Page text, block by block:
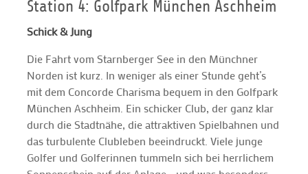
Station 4: Golfpark München Aschheim
Schick & Jung
Die Fahrt vom Starnberger See in den Münchner
Norden ist kurz. In weniger als einer Stunde geht’s
mit dem Concorde Charisma bequem in den Golfpark
München Aschheim. Ein schicker Club, der ganz klar
durch die Stadtnähe, die attraktiven Spielbahnen und
das turbulente Clubleben beeindruckt. Viele junge
Golfer und Golferinnen tummeln sich bei herrlichem